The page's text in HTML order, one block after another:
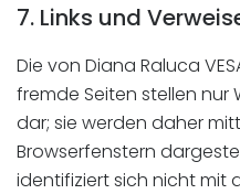
7. Links und
Die von Diana Raluca
fremde Seiten stellen nur
dar; sie werden daher
Browserfenstern
identifiziert sich nicht mit